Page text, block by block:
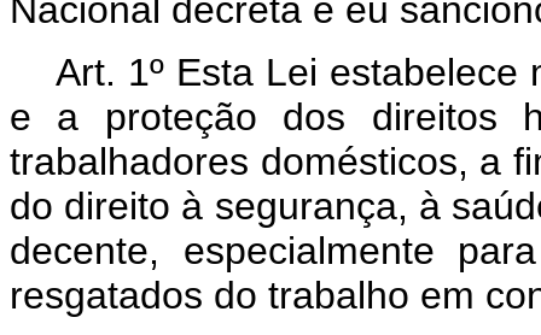
Nacional decreta e eu
Art. 1º Esta Lei estabelece
e a proteção dos direitos
trabalhadores domésticos, a
do direito à segurança, à
decente, especialmente
resgatados do trabalho em